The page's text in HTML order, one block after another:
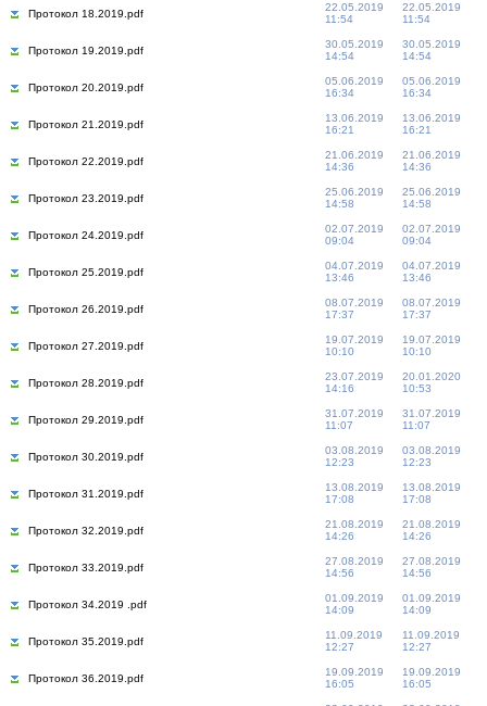
Протокол 18.2019.pdf
22.05.2019
11:54
22.05.2019
11:54
Протокол 19.2019.pdf
30.05.2019
14:54
30.05.2019
14:54
Протокол 20.2019.pdf
05.06.2019
16:34
05.06.2019
16:34
Протокол 21.2019.pdf
13.06.2019
16:21
13.06.2019
16:21
Протокол 22.2019.pdf
21.06.2019
14:36
21.06.2019
14:36
Протокол 23.2019.pdf
25.06.2019
14:58
25.06.2019
14:58
Протокол 24.2019.pdf
02.07.2019
09:04
02.07.2019
09:04
Протокол 25.2019.pdf
04.07.2019
13:46
04.07.2019
13:46
Протокол 26.2019.pdf
08.07.2019
17:37
08.07.2019
17:37
Протокол 27.2019.pdf
19.07.2019
10:10
19.07.2019
10:10
Протокол 28.2019.pdf
23.07.2019
14:16
20.01.2020
10:53
Протокол 29.2019.pdf
31.07.2019
11:07
31.07.2019
11:07
Протокол 30.2019.pdf
03.08.2019
12:23
03.08.2019
12:23
Протокол 31.2019.pdf
13.08.2019
17:08
13.08.2019
17:08
Протокол 32.2019.pdf
21.08.2019
14:26
21.08.2019
14:26
Протокол 33.2019.pdf
27.08.2019
14:56
27.08.2019
14:56
Протокол 34.2019 .pdf
01.09.2019
14:09
01.09.2019
14:09
Протокол 35.2019.pdf
11.09.2019
12:27
11.09.2019
12:27
Протокол 36.2019.pdf
19.09.2019
16:05
19.09.2019
16:05